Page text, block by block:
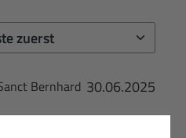
30.06.2025
Bernhard